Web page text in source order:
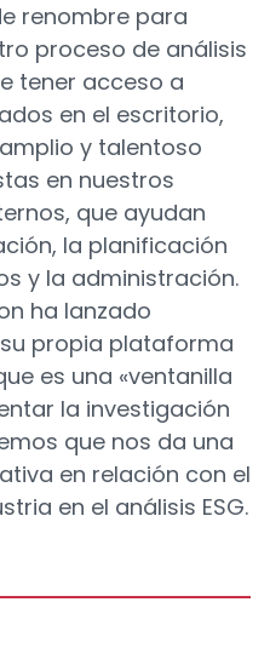
renombre para
proceso de análisis
tener acceso a
en el escritorio,
y talentoso
en nuestros
que ayudan
la planificación
y la administración.
ha lanzado
propia plataforma
es una «ventanilla
la investigación
que nos da una
en relación con el
en el análisis ESG.